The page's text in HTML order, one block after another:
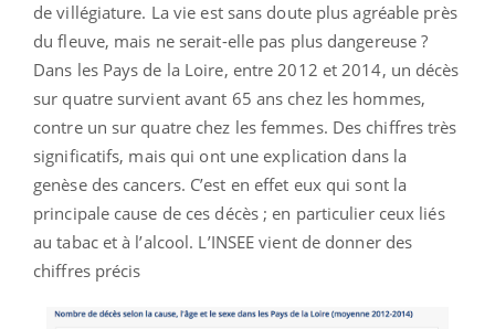
de villégiature. La vie est sans doute plus agréable près
du fleuve, mais ne serait-elle pas plus dangereuse ?
Dans les Pays de la Loire, entre 2012 et 2014, un décès
sur quatre survient avant 65 ans chez les hommes,
contre un sur quatre chez les femmes. Des chiffres très
significatifs, mais qui ont une explication dans la
genèse des cancers. C’est en effet eux qui sont la
principale cause de ces décès ; en particulier ceux liés
au tabac et à l’alcool. L’INSEE vient de donner des
chiffres précis